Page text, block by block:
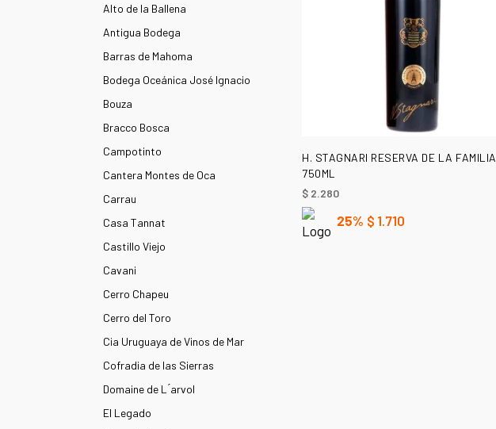
Alto de la Ballena
Antigua Bodega
Barras de Mahoma
Bodega Oceánica José Ignacio
Bouza
Bracco Bosca
Campotinto
Cantera Montes de Oca
Carrau
Casa Tannat
Castillo Viejo
Cavani
Cerro Chapeu
Cerro del Toro
Cia Uruguaya de Vinos de Mar
Cofradia de las Sierras
Domaine de L ́arvol
El Legado
AÑADIR AL CARRITO
H. STAGNARI RESERVA DE LA FAMILIA
750ML
$ 2.280
25% $ 1.710